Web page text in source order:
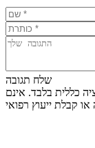
שלח תגובה
כללית בלבד. אינם